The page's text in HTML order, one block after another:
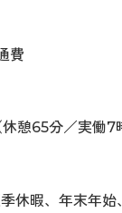
費
憩65分／実働7
休暇、年末年始